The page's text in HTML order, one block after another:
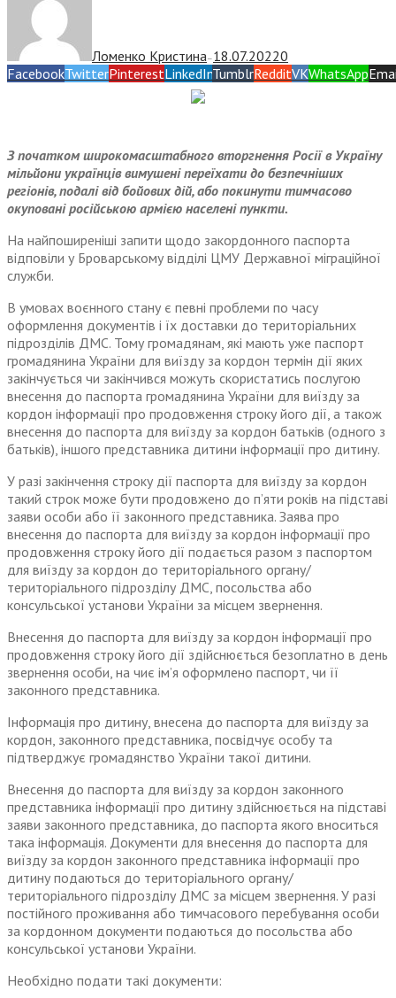
Ломенко Кристина— 18.07.20220
FacebookTwitterPinterestLinkedInTumblrRedditVKWhatsApp
З початком широкомасштабного вторгнення Росії в Україну
мільйони українців вимушені переїхати до безпечніших
регіонів, подалі від бойових дій, або покинути тимчасово
окуповані російською армією населені пункти.
На найпоширеніші запити щодо закордонного паспорта
відповіли у Броварському відділі ЦМУ Державної міграційної
служби.
В умовах воєнного стану є певні проблеми по часу
оформлення документів і їх доставки до територіальних
підрозділів ДМС. Тому громадянам, які мають уже паспорт
громадянина України для виїзду за кордон термін дії яких
закінчується чи закінчився можуть скористатись послугою
внесення до паспорта громадянина України для виїзду за
кордон інформації про продовження строку його дії, а також
внесення до паспорта для виїзду за кордон батьків (одного з
батьків), іншого представника дитини інформації про дитину.
У разі закінчення строку дії паспорта для виїзду за кордон
такий строк може бути продовжено до п’яти років на підставі
заяви особи або її законного представника. Заява про
внесення до паспорта для виїзду за кордон інформації про
продовження строку його дії подається разом з паспортом
для виїзду за кордон до територіального органу/
територіального підрозділу ДМС, посольства або
консульської установи України за місцем звернення.
Внесення до паспорта для виїзду за кордон інформації про
продовження строку його дії здійснюється безоплатно в день
звернення особи, на чиє ім’я оформлено паспорт, чи її
законного представника.
Інформація про дитину, внесена до паспорта для виїзду за
кордон, законного представника, посвідчує особу та
підтверджує громадянство України такої дитини.
Внесення до паспорта для виїзду за кордон законного
представника інформації про дитину здійснюється на підставі
заяви законного представника, до паспорта якого вноситься
така інформація. Документи для внесення до паспорта для
виїзду за кордон законного представника інформації про
дитину подаються до територіального органу/
територіального підрозділу ДМС за місцем звернення. У разі
постійного проживання або тимчасового перебування особи
за кордонном документи подаються до посольства або
консульської установи України.
Необхідно подати такі документи: